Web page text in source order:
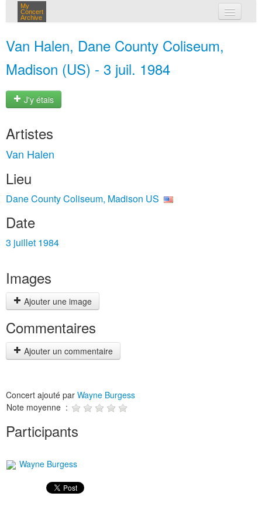
My
Concert
Archive
Van Halen, Dane County Coliseum,
Madison (US) - 3 juil. 1984
J'y étais
Artistes
Van Halen
Lieu
Dane County Coliseum, Madison US
Date
3 juillet 1984
Images
Ajouter une image
Commentaires
Ajouter un commentaire
Concert ajouté par Wayne Burgess
Note moyenne :
Participants
Wayne Burgess